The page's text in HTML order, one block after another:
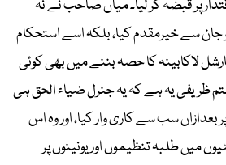
پر قبضہ کر لیا۔ میاں صاحب نے نہ
سے خیرمقدم کیا، بلکہ اسے استحکام
لاکابینہ کا حصہ بننے میں بھی کوئی
ظریفی یہ ہے کہ یہ جنرل ضیاء الحق ہی
سب سے کاری وار کیا، اور وہ اس
میں طلبہ تنظیموں اور یونینوں پر